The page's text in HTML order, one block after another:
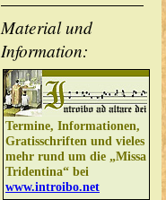
Material und
Information:
Termine, Informationen,
Gratisschriften und vieles
mehr rund um die „Missa
Tridentina“ bei
www.introibo.net